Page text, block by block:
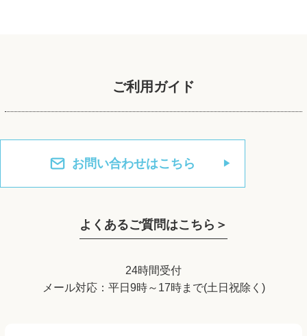
ご利用ガイド
お問い合わせはこちら
よくあるご質問はこちら＞
24時間受付
メール対応：平日9時～17時まで(土日祝除く)